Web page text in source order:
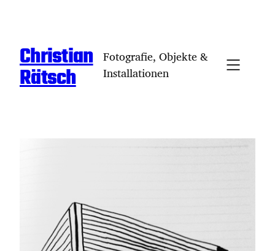
springen
Christian
Rätsch
Fotografie, Objekte &
Installationen